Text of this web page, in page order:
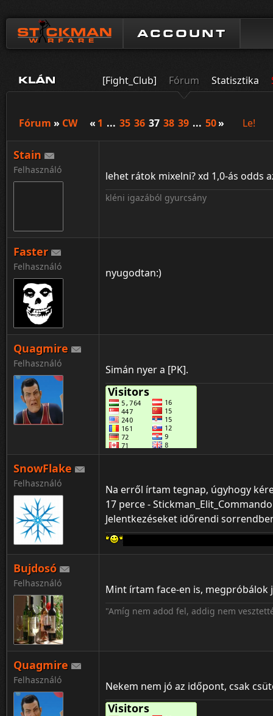
ACCOUNT
KLÁN [Fight_Club] Fórum Statisztika
Fórum » CW « 1 ... 35 36 37 38 39 ... 50» Le!
Stain
Felhasználó lehet rátok mixelni? xd 1,0-ás odds
kléni igazából gyurcsány
Faster
Felhasználó nyugodtan:)
Quagmire
Felhasználó Simán nyer a [PK].
SnowFlake
Felhasználó
Na erről írtam tegnap, úgyhogy
17 perce -
Jelentkezéseket időrendi
Bujdosó
Felhasználó Mint írtam face-en is, megpróbálok
"Amíg nem adod fel, addig nem
Quagmire
Felhasználó Nekem nem jó az időpont, csak